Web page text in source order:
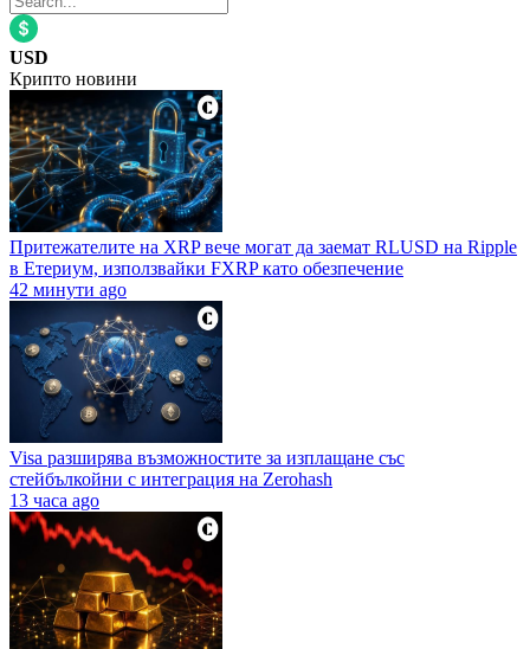
USD
Крипто новини
Притежателите на XRP вече могат да заемат RLUSD на Ripple
в Етериум, използвайки FXRP като обезпечение
42 минути ago
Visa разширява възможностите за изплащане със
стейбълкойни с интеграция на Zerohash
13 часа ago